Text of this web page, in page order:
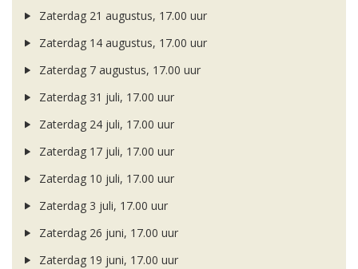
Zaterdag 21 augustus, 17.00 uur
Zaterdag 14 augustus, 17.00 uur
Zaterdag 7 augustus, 17.00 uur
Zaterdag 31 juli, 17.00 uur
Zaterdag 24 juli, 17.00 uur
Zaterdag 17 juli, 17.00 uur
Zaterdag 10 juli, 17.00 uur
Zaterdag 3 juli, 17.00 uur
Zaterdag 26 juni, 17.00 uur
Zaterdag 19 juni, 17.00 uur